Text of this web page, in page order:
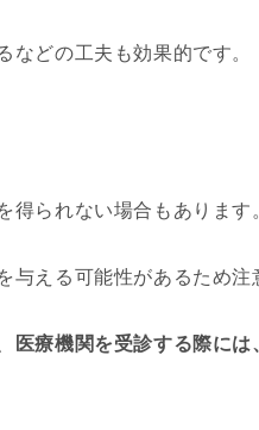
どの工夫も効果的です。
得られない場合もあります
与える可能性があるため
医療機関を受診する際に